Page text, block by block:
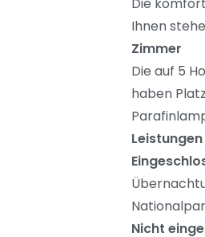
Ihnen
Zimmer
Die auf 5
haben
Leistungen
Nicht